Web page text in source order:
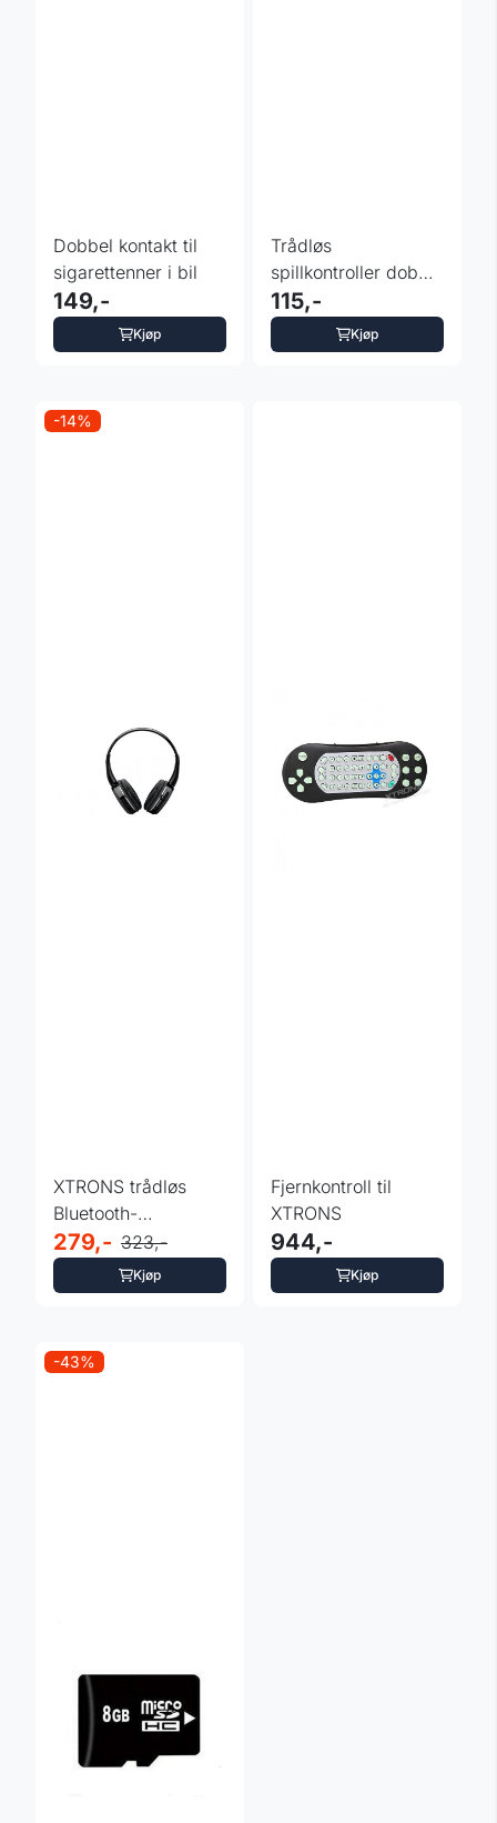
Dobbel kontakt til
sigarettenner i bil
149,-
Kjøp
Trådløs
spillkontroller dobbel
kanal til Xtrons
enheter
115,-
Kjøp
-14%
XTRONS trådløs
Bluetooth-
hodetelefon
279,- 323,-
Kjøp
Fjernkontroll til
XTRONS
944,-
Kjøp
-43%